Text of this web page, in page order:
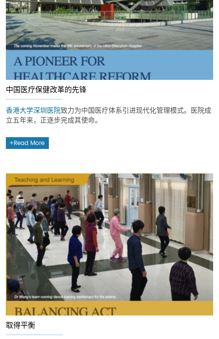
中国医疗保健改革的先锋
香港大学深圳医院致力为中国医疗体系引进现代化管理模式。医院成
立五年来，正逐步完成其使命。
Read More
取得平衡